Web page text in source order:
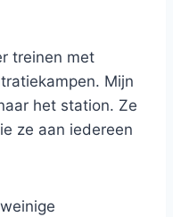
treinen met
Mijn
het station. Ze
ze aan iedereen